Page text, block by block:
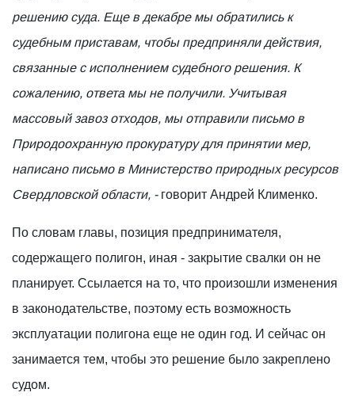
решению суда. Еще в декабре мы обратились к
судебным приставам, чтобы предприняли действия,
связанные с исполнением судебного решения. К
сожалению, ответа мы не получили. Учитывая
массовый завоз отходов, мы отправили письмо в
Природоохранную прокуратуру для принятии мер,
написано письмо в Министерство природных ресурсов
Свердловской области, -говорит Андрей Клименко.
По словам главы, позиция предпринимателя,
содержащего полигон, иная - закрытие свалки он не
планирует. Ссылается на то, что произошли изменения
в законодательстве, поэтому есть возможность
эксплуатации полигона еще не один год. И сейчас он
занимается тем, чтобы это решение было закреплено
судом.